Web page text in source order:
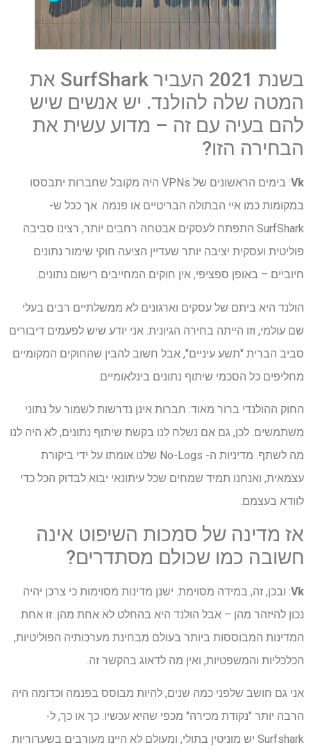
בשנת 2021 העביר SurfShark את
המטה שלה להולנד. יש אנשים שיש
להם בעיה עם זה – מדוע עשית את
הבחירה הזו?
Vk
: בימים הראשונים של VPNs היה מקובל שחברות יתבססו
במקומות כמו איי הבתולה הבריטיים או פנמה. אך ככל ש-
SurfShark התפתח לעסקים אבטחה רחבים יותר, רצינו סביבה
פוליטית ועסקית יציבה יותר שעדיין הציעה חוקי שימור נתונים
חיוביים – באופן ספציפי, אין חוקים המחייבים רישום נתונים.
הולנד היא ביתם של עסקים וארגונים לא ממשלתיים רבים בעלי
שם עולמי, וזו הייתה בחירה הגיונית. אני יודע שיש לפעמים דיבורים
סביב הברית "תשע עיניים", אבל חשוב להבין שהחוקים המקומיים
מחליפים כל הסכמי שיתוף נתונים בינלאומיים.
החוק ההולנדי ברור מאוד: חברות אינן נדרשות לשמור על נתוני
משתמשים. לכן, גם אם נשלח לנו בקשת שיתוף נתונים, לא היה לנו
מה לשתף. מדיניות ה- No-Logs שלנו אומתו על ידי ביקורת
עצמאית, ואנחנו תמיד שמחים שכל עיתונאי יבוא לבדוק הכל כדי
לוודא בעצמם.
אז מדינה של סמכות השיפוט אינה
חשובה כמו שכולם מסתדרים?
Vk: ובכן, זה, במידה מסוימת. ישנן מדינות מסוימות כי צרכן יהיה
נכון להיזהר מהן – אבל הולנד היא בהחלט לא אחת מהן. זו אחת
המדינות המבוססות ביותר בעולם מבחינת מערכותיה הפוליטיות,
הכלכליות והמשפטיות, ואין מה לדאוג בהקשר זה.
אני גם חושב שלפני כמה שנים, להיות מבוסס בפנמה וכדומה היה
הרבה יותר "נקודת מכירה" מכפי שהיא עכשיו. כך או כך, ל-
Surfshark יש מוניטין בתולי, ומעולם לא היינו מעורבים בשערוריות